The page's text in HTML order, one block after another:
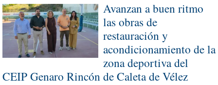
Avanzan a buen ritmo
las obras de
restauración y
acondicionamiento de la
zona deportiva del
CEIP Genaro Rincón de Caleta de Vélez